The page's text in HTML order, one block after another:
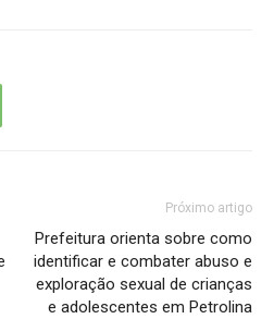
Próximo artigo
Prefeitura orienta sobre como
identificar e combater abuso e
exploração sexual de crianças
e adolescentes em Petrolina